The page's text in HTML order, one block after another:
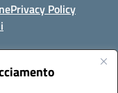
Privacy Policy